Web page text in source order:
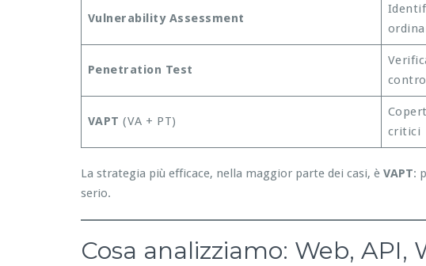
Vulnerability Assessment
Penetration Test
VAPT (VA + PT)
critici
La strategia più efficace, nella maggior parte dei casi, è VAPT:
serio.
Cosa analizziamo: Web, API,